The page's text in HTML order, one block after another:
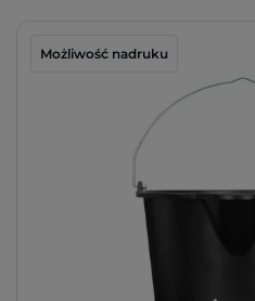
Możliwość nadruku